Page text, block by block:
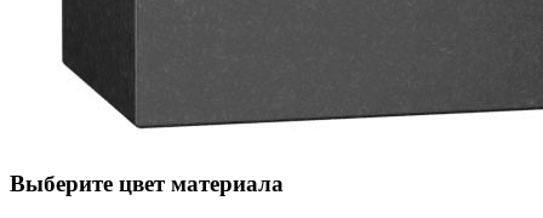
Выберите цвет материала